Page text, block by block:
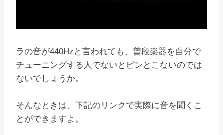
ラの音が440Hzと言われても、普段楽器を自分で
チューニングする人でないとピンとこないのでは
ないでしょうか。
そんなときは、下記のリンクで実際に音を聞くこ
とができますよ。